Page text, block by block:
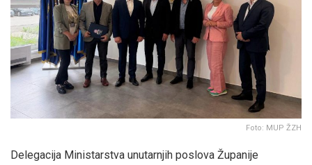
Foto: MUP ŽZH
Delegacija Ministarstva unutarnjih poslova Županije